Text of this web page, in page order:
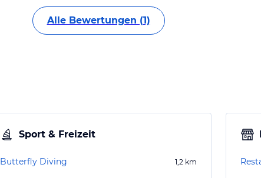
Alle Bewertungen (1)
Sport & Freizeit
Butterfly Diving 1,2 km